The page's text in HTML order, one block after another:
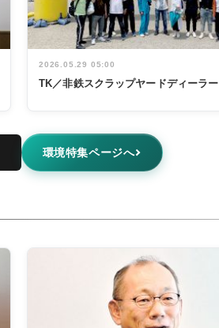
2026.05.29 05:00
TK／非鉄スクラップヤードディーラー
環境特集ページへ